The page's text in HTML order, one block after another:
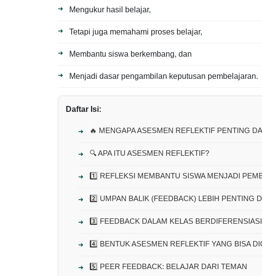
Mengukur hasil belajar,
Tetapi juga memahami proses belajar,
Membantu siswa berkembang, dan
Menjadi dasar pengambilan keputusan pembelajaran.
Daftar Isi:
🔥 MENGAPA ASESMEN REFLEKTIF PENTING
🔍 APA ITU ASESMEN REFLEKTIF?
1️⃣ REFLEKSI MEMBANTU SISWA MENJADI
2️⃣ UMPAN BALIK (FEEDBACK) LEBIH PENTING
3️⃣ FEEDBACK DALAM KELAS
4️⃣ BENTUK ASESMEN REFLEKTIF YANG BISA
5️⃣ PEER FEEDBACK: BELAJAR DARI TEMAN